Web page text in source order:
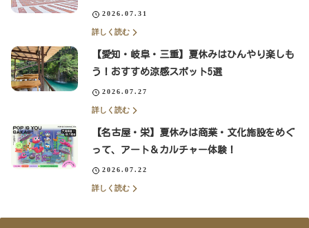
2026.07.31
詳しく読む
【愛知・岐阜・三重】夏休みはひんやり楽しも
う！おすすめ涼感スポット5選
2026.07.27
詳しく読む
【名古屋・栄】夏休みは商業・文化施設をめぐ
って、アート＆カルチャー体験！
2026.07.22
詳しく読む